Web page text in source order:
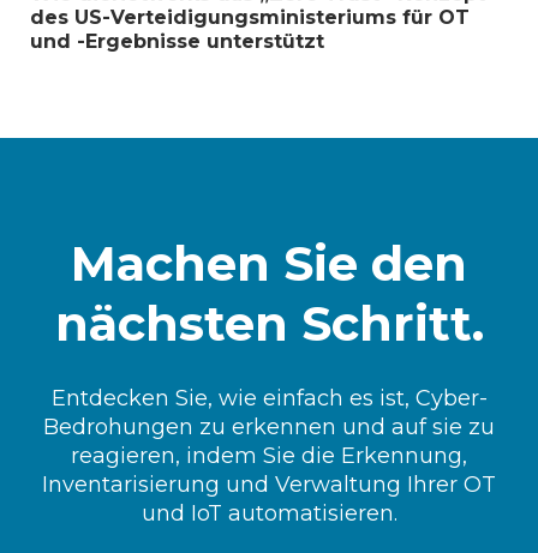
des US-Verteidigungsministeriums für OT
und -Ergebnisse unterstützt
Machen Sie den
nächsten Schritt.
Entdecken Sie, wie einfach es ist, Cyber-
Bedrohungen zu erkennen und auf sie zu
reagieren, indem Sie die Erkennung,
Inventarisierung und Verwaltung Ihrer OT
und IoT automatisieren.